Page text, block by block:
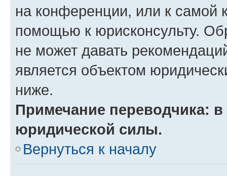
на конференции, или к самой
помощью к юрисконсульту.
не может давать
является объектом
ниже.
Примечание переводчика:
юридической силы.
Вернуться к началу